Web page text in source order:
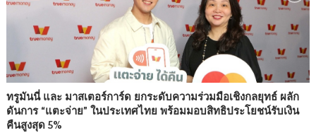
ทรูมันนี่ และ มาสเตอร์การ์ด ยกระดับความร่วมมือเชิงกลยุทธ์ ผลัก
ดันการ “แตะจ่าย” ในประเทศไทย พร้อมมอบสิทธิประโยชน์รับเงิน
คืนสูงสุด 5%